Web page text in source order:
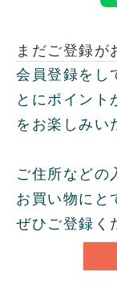
まだご登録が
会員登録をし
とにポイント
をお楽しみい
ご住所などの
お買い物にと
ぜひご登録く